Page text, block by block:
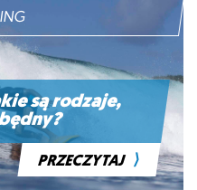
są rodzaje,
PRZECZYTAJ ⟩